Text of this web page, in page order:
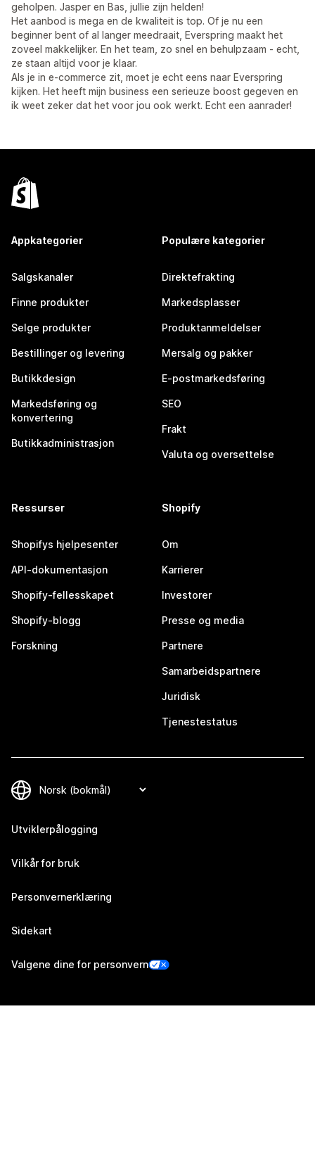
geholpen. Jasper en Bas, jullie zijn helden!
Het aanbod is mega en de kwaliteit is top. Of je nu een
beginner bent of al langer meedraait, Everspring maakt het
zoveel makkelijker. En het team, zo snel en behulpzaam - echt,
ze staan altijd voor je klaar.
Als je in e-commerce zit, moet je echt eens naar Everspring
kijken. Het heeft mijn business een serieuze boost gegeven en
ik weet zeker dat het voor jou ook werkt. Echt een aanrader!
Appkategorier
Salgskanaler
Finne produkter
Selge produkter
Bestillinger og levering
Butikkdesign
Markedsføring og
konvertering
Butikkadministrasjon
Populære kategorier
Direktefrakting
Markedsplasser
Produktanmeldelser
Mersalg og pakker
E-postmarkedsføring
SEO
Frakt
Valuta og oversettelse
Ressurser
Shopifys hjelpesenter
API-dokumentasjon
Shopify-fellesskapet
Shopify-blogg
Forskning
Shopify
Om
Karrierer
Investorer
Presse og media
Partnere
Samarbeidspartnere
Juridisk
Tjenestestatus
Utviklerpålogging
Vilkår for bruk
Personvernerklæring
Sidekart
Valgene dine for personvern